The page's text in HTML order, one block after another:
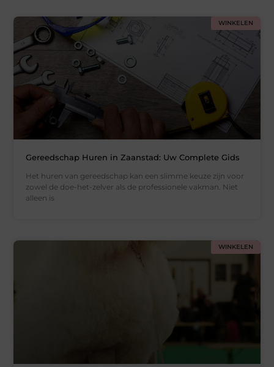
WINKELEN
Gereedschap Huren in Zaanstad: Uw Complete Gids
Het huren van gereedschap kan een slimme keuze zijn voor
zowel de doe-het-zelver als de professionele vakman. Niet
alleen is
WINKELEN